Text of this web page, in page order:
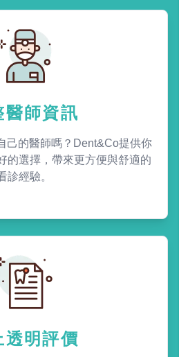
醫師資訊
己的醫師嗎？Dent&Co提供你
的選擇，帶來更方便與舒適的
診經驗。
透明評價